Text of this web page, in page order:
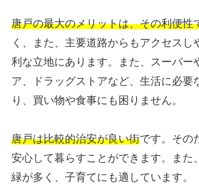
唐戸の最大のメリットは、その利便性
く、また、主要道路からもアクセスし
利な立地にあります。また、スーパー
ア、ドラッグストアなど、生活に必要
り、買い物や食事にも困りません。
唐戸は比較的治安が良い街です。その
安心して暮らすことができます。また
緑が多く、子育てにも適しています。